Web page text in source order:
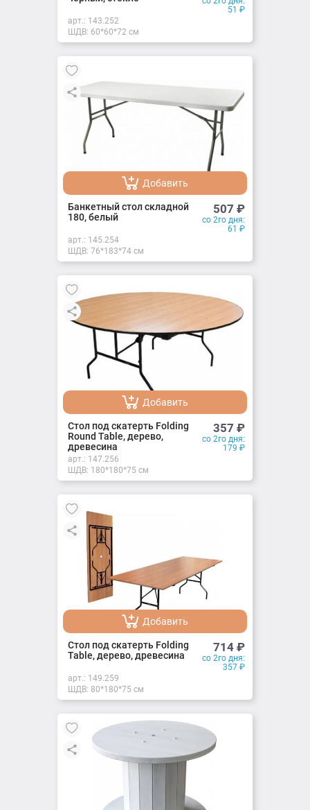
51 ₽
арт.: 143.252
ШДВ: 60*60*72 см
Добавить
Добавлено
Банкетный стол складной
180, белый
507 ₽
со 2го дня:
61 ₽
арт.: 145.254
ШДВ: 76*183*74 см
Добавить
Добавлено
Стол под скатерть Folding
Round Table, дерево,
древесина
357 ₽
со 2го дня:
179 ₽
арт.: 147.256
ШДВ: 180*180*75 см
Добавить
Добавлено
Стол под скатерть Folding
Table, дерево, древесина
714 ₽
со 2го дня:
357 ₽
арт.: 149.259
ШДВ: 80*180*75 см